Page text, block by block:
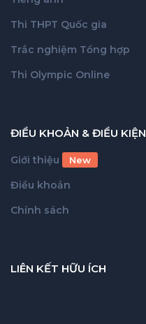
Thi THPT Quốc gia
Trắc nghiệm Tổng hợp
Thi Olympic Online
ĐIỀU KHOẢN & ĐIỀU KIỆN
Giới thiệu New
Điều khoản
Chính sách
LIÊN KẾT HỮU ÍCH